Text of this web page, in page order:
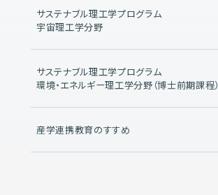
サステナブル理工学プログラム
宇宙理工学分野
サステナブル理工学プログラム
環境・エネルギー理工学分野（博士前期課程）
産学連携教育のすすめ